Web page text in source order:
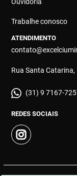
Trabalhe conosco
ATENDIMENTO
Rua Santa
(31) 9 7167-
REDES SOCIAIS